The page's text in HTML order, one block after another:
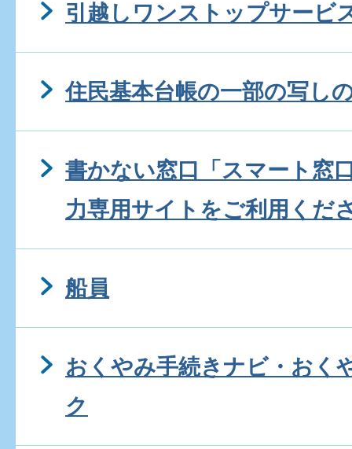
引越しワンストップサービ
住民基本台帳の一部の写し
書かない窓口「スマート窓
力専用サイトをご利用くだ
船員
おくやみ手続きナビ・おく
ク